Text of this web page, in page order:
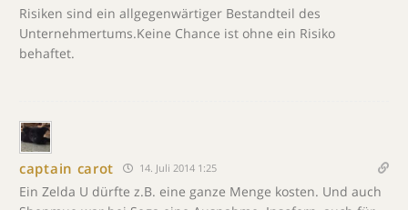
Risiken sind ein allgegenwärtiger Bestandteil des
Unternehmertums.Keine Chance ist ohne ein Risiko
behaftet.
captain carot 14. Juli 2014 1:25
Ein Zelda U dürfte z.B. eine ganze Menge kosten. Und auch